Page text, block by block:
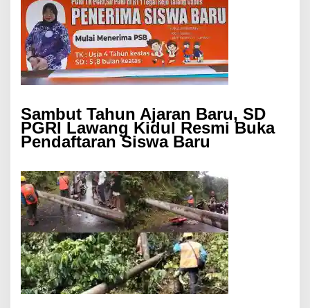
Sambut Tahun Ajaran Baru, SD
PGRI Lawang Kidul Resmi Buka
Pendaftaran Siswa Baru